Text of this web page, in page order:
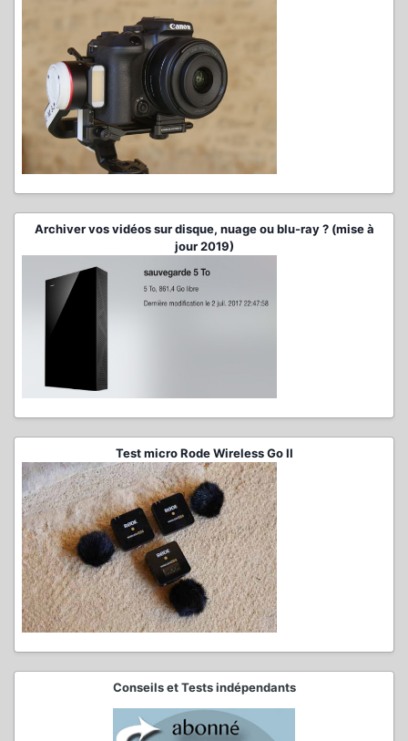
Archiver vos vidéos sur disque, nuage ou blu-ray ? (mise à
jour 2019)
Test micro Rode Wireless Go II
Conseils et Tests indépendants